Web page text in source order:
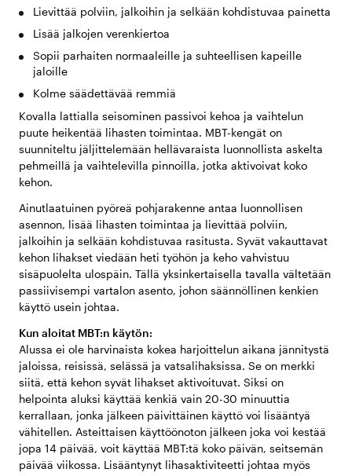
Lievittää polviin, jalkoihin ja selkään kohdistuvaa painetta
Lisää jalkojen verenkiertoa
Sopii parhaiten normaaleille ja suhteellisen kapeille
jaloille
Kolme säädettävää remmiä
Kovalla lattialla seisominen passivoi kehoa ja vaihtelun
puute heikentää lihasten toimintaa. MBT-kengät on
suunniteltu jäljittelemään hellävaraista luonnollista askelta
pehmeillä ja vaihtelevilla pinnoilla, jotka aktivoivat koko
kehon.
Ainutlaatuinen pyöreä pohjarakenne antaa luonnollisen
asennon, lisää lihasten toimintaa ja lievittää polviin,
jalkoihin ja selkään kohdistuvaa rasitusta. Syvät vakauttavat
kehon lihakset viedään heti työhön ja keho vahvistuu
sisäpuolelta ulospäin. Tällä yksinkertaisella tavalla vältetään
passiivisempi vartalon asento, johon säännöllinen kenkien
käyttö usein johtaa.
Kun aloitat MBT:n käytön:
Alussa ei ole harvinaista kokea harjoittelun aikana jännitystä
jaloissa, reisissä, selässä ja vatsalihaksissa. Se on merkki
siitä, että kehon syvät lihakset aktivoituvat. Siksi on
helpointa aluksi käyttää kenkiä vain 20-30 minuuttia
kerrallaan, jonka jälkeen päivittäinen käyttö voi lisääntyä
vähitellen. Asteittaisen käyttöönoton jälkeen joka voi kestää
jopa 14 päivää, voit käyttää MBT:tä koko päivän, seitsemän
päivää viikossa. Lisääntynyt lihasaktiviteetti johtaa myös